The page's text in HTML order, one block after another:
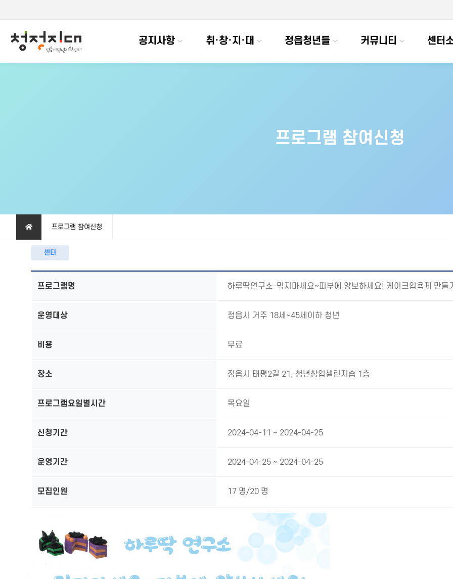
공지사항 취·창·지·대 정읍청년들 커뮤니티 센터
프로그램 참여신청
프로그램 참여신청
센터
프로그램명 하루딱연구소-먹지마세요~피부에 양보하세요! 케이크입욕제 만들기
운영대상 정읍시 거주 18세~45세이하 청년
비용 무료
장소 정읍시 태평2길 21, 청년창업챌린지숍 1층
프로그램요일별시간 목요일
신청기간 2024-04-11 ~ 2024-04-25
운영기간 2024-04-25 ~ 2024-04-25
모집인원 17 명/20 명